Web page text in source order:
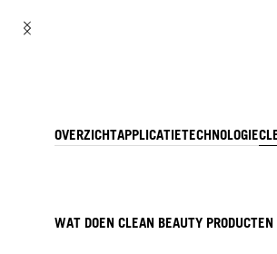
OVERZICHTAPPLICATIETECHNOLOGIE
WAT DOEN CLEAN BEAUTY